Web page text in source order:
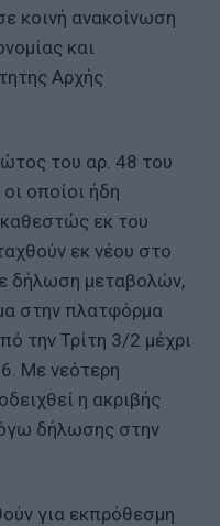
κοινή ανακοίνωση
και
Αρχής
του αρ. 48 του
οποίοι ήδη
εκ του
εκ νέου στο
δήλωση μεταβολών,
στην πλατφόρμα
την Τρίτη 3/2 μέχρι
Με νεότερη
η ακριβής
δήλωσης στην
για εκπρόθεσμη